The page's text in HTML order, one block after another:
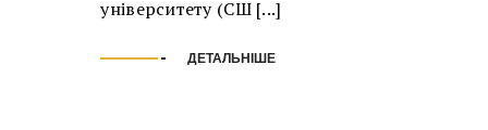
університету (СШ [...]
ДЕТАЛЬНІШЕ